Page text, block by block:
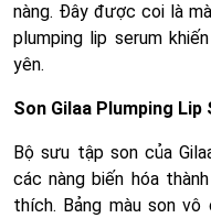
nàng. Đây được coi là
plumping lip serum
yên.
Son Gilaa Plumping Lip
Bộ sưu tập son của
các nàng biến hóa
thích. Bảng màu son